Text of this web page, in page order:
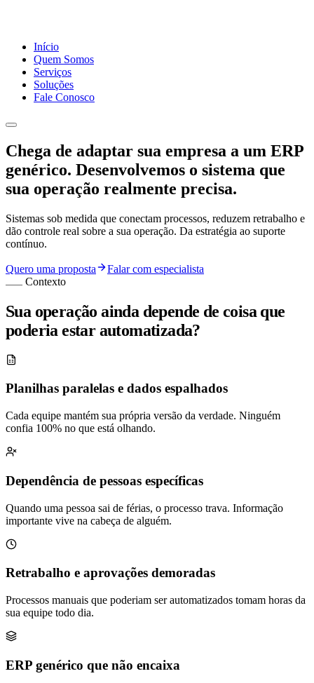
Início
Quem Somos
Serviços
Soluções
Fale Conosco
Chega de adaptar sua empresa a um ERP
genérico. Desenvolvemos o sistema que
sua operação realmente precisa.
Sistemas sob medida que conectam processos, reduzem retrabalho e
dão controle real sobre a sua operação. Da estratégia ao suporte
contínuo.
Quero uma proposta
Falar com especialista
Contexto
Sua operação ainda depende de coisa que
poderia estar automatizada?
Planilhas paralelas e dados espalhados
Cada equipe mantém sua própria versão da verdade. Ninguém
confia 100% no que está olhando.
Dependência de pessoas específicas
Quando uma pessoa sai de férias, o processo trava. Informação
importante vive na cabeça de alguém.
Retrabalho e aprovações demoradas
Processos manuais que poderiam ser automatizados tomam horas da
sua equipe todo dia.
ERP genérico que não encaixa